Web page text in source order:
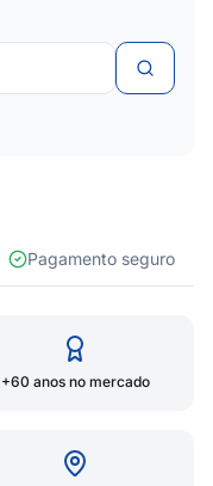
Pagamento seguro
+60 anos no mercado